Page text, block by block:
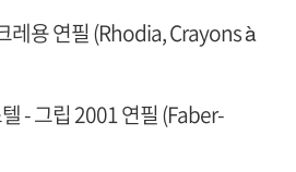
레용 연필 (Rhodia, Crayons à
- 그립 2001 연필 (Faber-